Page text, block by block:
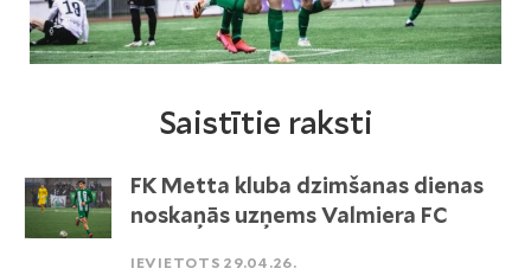
Saistītie raksti
FK Metta kluba dzimšanas dienas
noskaņās uzņems Valmiera FC
IEVIETOTS 29.04.26.